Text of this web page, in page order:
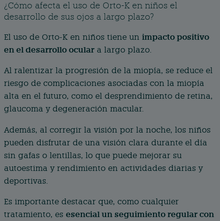
¿Cómo afecta el uso de Orto-K en niños el
desarrollo de sus ojos a largo plazo?
El uso de Orto-K en niños tiene un impacto positivo
en el desarrollo oculara largo plazo.
Al ralentizar la progresión de la miopía, se reduce el
riesgo de complicaciones asociadas con la miopía
alta en el futuro, como el desprendimiento de retina,
glaucoma y degeneración macular.
Además, al corregir la visión por la noche, los niños
pueden disfrutar de una visión clara durante el día
sin gafas o lentillas, lo que puede mejorar su
autoestima y rendimiento en actividades diarias y
deportivas.
Es importante destacar que, como cualquier
tratamiento, es esencial un seguimiento regular con